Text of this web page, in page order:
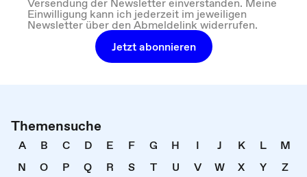
Einwilligung kann ich jederzeit im jeweiligen
Newsletter über den Abmeldelink widerrufen.
Jetzt abonnieren
Themensuche
A B C D E F G H I J K L
M
N
O P Q R S T U V W X Y
Z